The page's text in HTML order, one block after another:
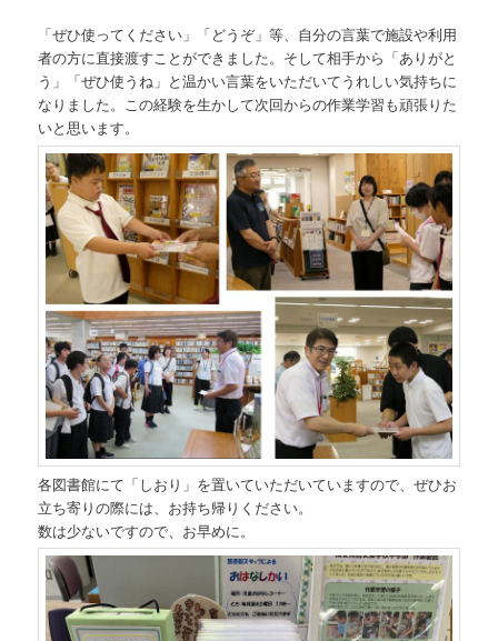
「ぜひ使ってください」「どうぞ」等、自分の言葉で施設や利用
者の方に直接渡すことができました。そして相手から「ありがと
う」「ぜひ使うね」と温かい言葉をいただいてうれしい気持ちに
なりました。この経験を生かして次回からの作業学習も頑張りた
いと思います。
各図書館にて「しおり」を置いていただいていますので、ぜひお
立ち寄りの際には、お持ち帰りください。
数は少ないですので、お早めに。